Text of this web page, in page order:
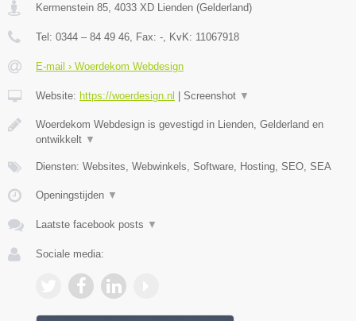
Kermenstein 85 4033 XD Lienden (Gelderland)
Tel: 0344 – 84 49 46 , Fax: - , KvK: 11067918
E-mail › Woerdekom Webdesign
Website: https://woerdesign.nl Screenshot ▼
Woerdekom Webdesign is gevestigd in Lienden, Gelderland en
ontwikkelt ▼
Diensten: Websites, Webwinkels, Software, Hosting, SEO, SEA
Openingstijden ▼
Laatste facebook posts ▼
Sociale media: